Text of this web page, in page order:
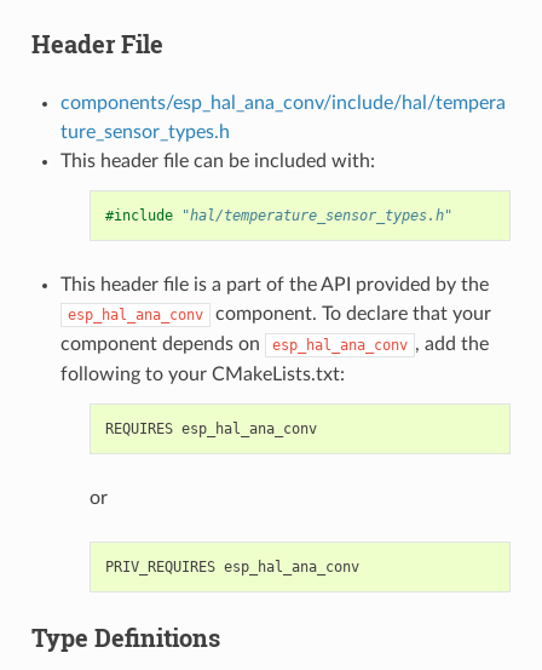
Header File
components/esp_hal_ana_conv/include/hal/tempera
ture_sensor_types.h
This header file can be included with:
#include "hal/temperature_sensor_types.h"
This header file is a part of the API provided by the
esp_hal_ana_conv
component. To declare that your
component depends on
esp_hal_ana_conv , add the
following to your CMakeLists.txt:
REQUIRES esp_hal_ana_conv
or
PRIV_REQUIRES esp_hal_ana_conv
Type Definitions